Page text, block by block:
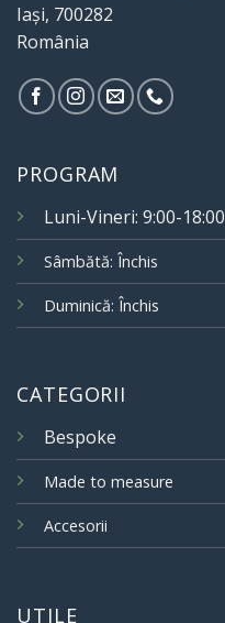
Iași, 700282
România
PROGRAM
Luni-Vineri: 9:00-18:00
Sâmbătă: Închis
Duminică: Închis
CATEGORII
Bespoke
Made to measure
Accesorii
UTILE